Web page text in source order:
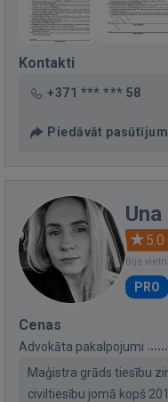
Kontakti
+371 *** *** 58
Piedāvāt
Una
5.0
Bija
PRO
Cenas
Advokāta pakalpojumi
Maģistra grāds tiesību
civiltiesību jomā kopš